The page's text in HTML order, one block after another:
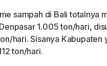
sampah di Bali totalnya
1.005 ton/hari,
hari. Sisanya
ton/hari.